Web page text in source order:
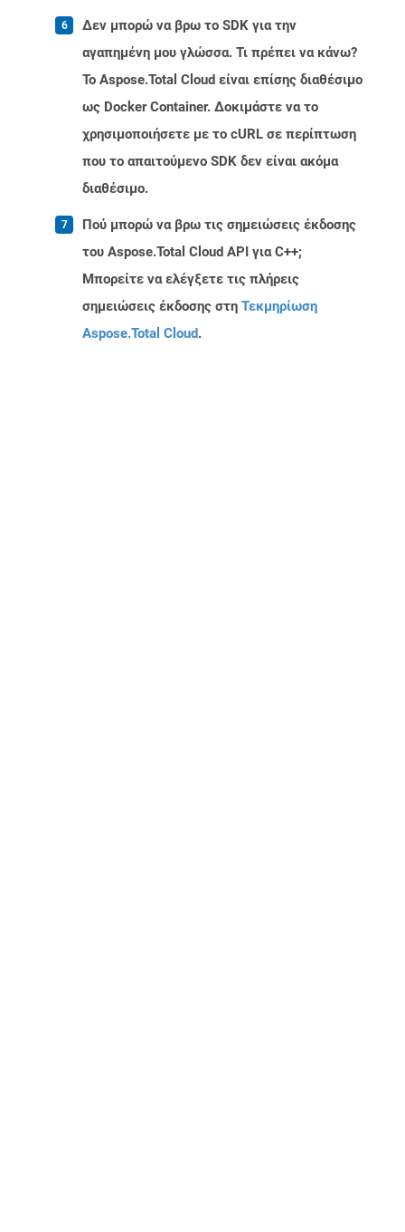
Δεν μπορώ να βρω το SDK για την
αγαπημένη μου γλώσσα. Τι πρέπει να κάνω?
Το Aspose.Total Cloud είναι επίσης διαθέσιμο
ως Docker Container. Δοκιμάστε να το
χρησιμοποιήσετε με το cURL σε περίπτωση
που το απαιτούμενο SDK δεν είναι ακόμα
διαθέσιμο.
Πού μπορώ να βρω τις σημειώσεις έκδοσης
του Aspose.Total Cloud API για C++;
Μπορείτε να ελέγξετε τις πλήρεις
σημειώσεις έκδοσης στη Τεκμηρίωση
Aspose.Total Cloud.